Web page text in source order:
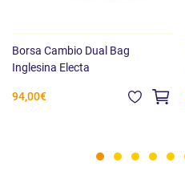
Borsa Cambio Dual Bag
Inglesina Electa
94,00€